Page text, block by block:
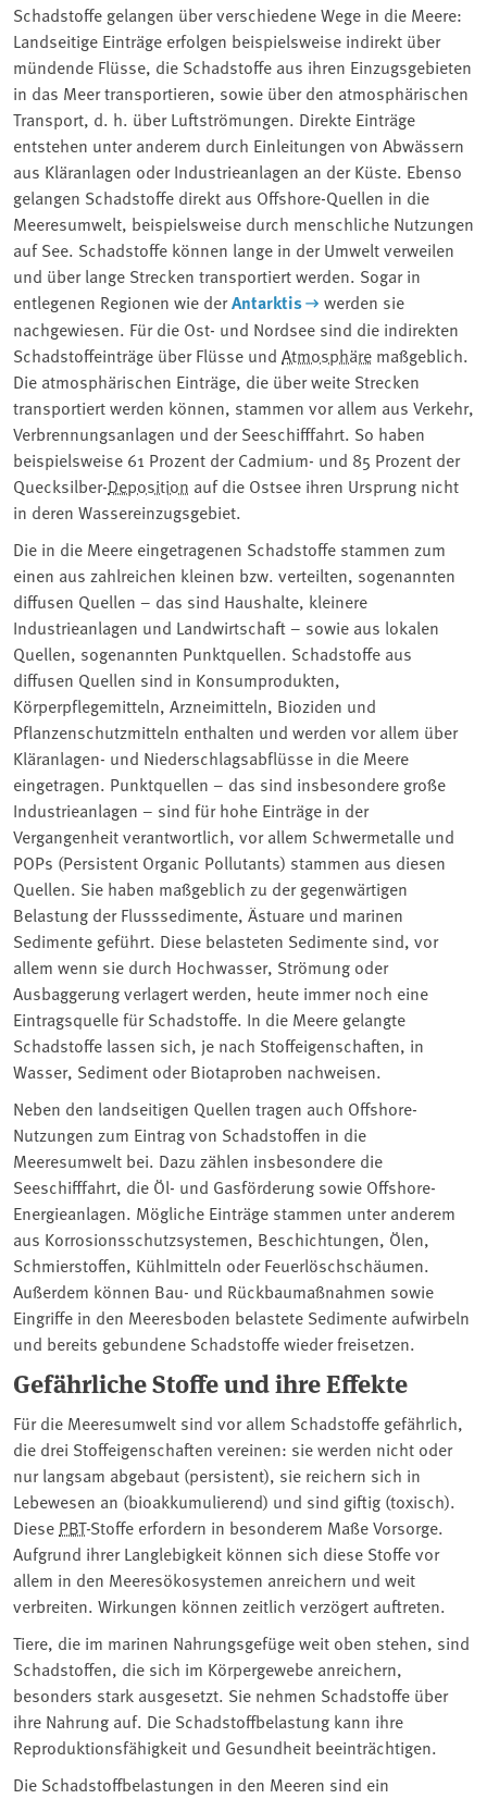
Schadstoffe gelangen über verschiedene Wege in die Meere:
Landseitige Einträge erfolgen beispielsweise indirekt über
mündende Flüsse, die Schadstoffe aus ihren Einzugsgebieten
in das Meer transportieren, sowie über den atmosphärischen
Transport, d. h. über Luftströmungen. Direkte Einträge
entstehen unter anderem durch Einleitungen von Abwässern
aus Kläranlagen oder Industrieanlagen an der Küste. Ebenso
gelangen Schadstoffe direkt aus Offshore-Quellen in die
Meeresumwelt, beispielsweise durch menschliche Nutzungen
auf See. Schadstoffe können lange in der Umwelt verweilen
und über lange Strecken transportiert werden. Sogar in
entlegenen Regionen wie derAntarktis
werden sie
nachgewiesen. Für die Ost- und Nordsee sind die indirekten
Schadstoffeinträge über Flüsse und Atmosphäre maßgeblich.
Die atmosphärischen Einträge, die über weite Strecken
transportiert werden können, stammen vor allem aus Verkehr,
Verbrennungsanlagen und der Seeschifffahrt. So haben
beispielsweise 61 Prozent der Cadmium- und 85 Prozent der
Quecksilber-⁠Deposition ⁠ auf die Ostsee ihren Ursprung nicht
in deren Wassereinzugsgebiet.
Die in die Meere eingetragenen Schadstoffe stammen zum
einen aus zahlreichen kleinen bzw. verteilten, sogenannten
diffusen Quellen – das sind Haushalte, kleinere
Industrieanlagen und Landwirtschaft – sowie aus lokalen
Quellen, sogenannten Punktquellen. Schadstoffe aus
diffusen Quellen sind in Konsumprodukten,
Körperpflegemitteln, Arzneimitteln, Bioziden und
Pflanzenschutzmitteln enthalten und werden vor allem über
Kläranlagen- und Niederschlagsabflüsse in die Meere
eingetragen. Punktquellen – das sind insbesondere große
Industrieanlagen – sind für hohe Einträge in der
Vergangenheit verantwortlich, vor allem Schwermetalle und
POPs (Persistent Organic Pollutants) stammen aus diesen
Quellen. Sie haben maßgeblich zu der gegenwärtigen
Belastung der Flusssedimente, Ästuare und marinen
Sedimente geführt. Diese belasteten Sedimente sind, vor
allem wenn sie durch Hochwasser, Strömung oder
Ausbaggerung verlagert werden, heute immer noch eine
Eintragsquelle für Schadstoffe. In die Meere gelangte
Schadstoffe lassen sich, je nach Stoffeigenschaften, in
Wasser, Sediment oder Biotaproben nachweisen.
Neben den landseitigen Quellen tragen auch Offshore-
Nutzungen zum Eintrag von Schadstoffen in die
Meeresumwelt bei. Dazu zählen insbesondere die
Seeschifffahrt, die Öl- und Gasförderung sowie Offshore-
Energieanlagen. Mögliche Einträge stammen unter anderem
aus Korrosionsschutzsystemen, Beschichtungen, Ölen,
Schmierstoffen, Kühlmitteln oder Feuerlöschschäumen.
Außerdem können Bau- und Rückbaumaßnahmen sowie
Eingriffe in den Meeresboden belastete Sedimente aufwirbeln
und bereits gebundene Schadstoffe wieder freisetzen.
Gefährliche Stoffe und ihre Effekte
Für die Meeresumwelt sind vor allem Schadstoffe gefährlich,
die drei Stoffeigenschaften vereinen: sie werden nicht oder
nur langsam abgebaut (persistent), sie reichern sich in
Lebewesen an (bioakkumulierend) und sind giftig (toxisch).
Diese PBT-Stoffe erfordern in besonderem Maße Vorsorge.
Aufgrund ihrer Langlebigkeit können sich diese Stoffe vor
allem in den Meeresökosystemen anreichern und weit
verbreiten. Wirkungen können zeitlich verzögert auftreten.
Tiere, die im marinen Nahrungsgefüge weit oben stehen, sind
Schadstoffen, die sich im Körpergewebe anreichern,
besonders stark ausgesetzt. Sie nehmen Schadstoffe über
ihre Nahrung auf. Die Schadstoffbelastung kann ihre
Reproduktionsfähigkeit und Gesundheit beeinträchtigen.
Die Schadstoffbelastungen in den Meeren sind ein